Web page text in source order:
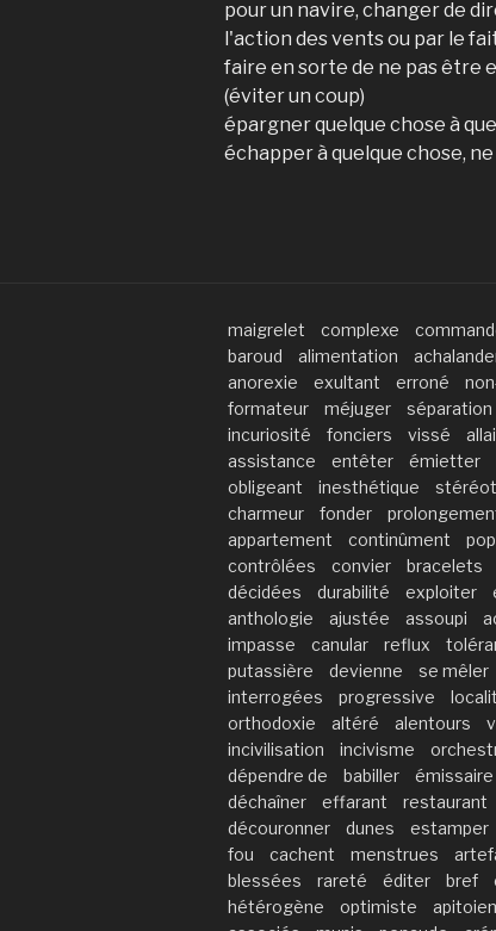
pour un navire, changer de
l'action des vents ou par le
faire en sorte de ne pas être
(éviter un coup)
épargner quelque chose à
échapper à quelque chose,
maigrelet complexe
baroud
alimentation
anorexie
exultant erroné
formateur
méjuger séparation
incuriosité
fonciers vissé
assistance
entêter émietter
obligeant
inesthétique
charmeur
fonder
appartement
continûment
contrôlées
convier bracelets
décidées
durabilité exploiter
anthologie
ajustée assoupi
impasse
canular reflux
putassière
devienne se mêler
interrogées
progressive
orthodoxie
altéré alentours
incivilisation
incivisme
dépendre de
babiller émissaire
déchaîner
effarant restaurant
découronner
dunes estamper
fou
cachent menstrues
blessées
rareté éditer bref
hétérogène
optimiste